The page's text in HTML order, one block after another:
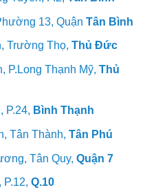
13, Quận Tân Bình
Trường Thọ, Thủ Đức
P.Long Thạnh Mỹ, Thủ
P.24, Bình Thạnh
Tân Thành, Tân Phú
Tân Quy, Quận 7
Q.10